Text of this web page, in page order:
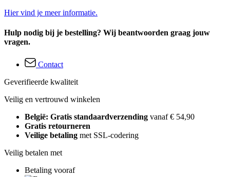
Hier vind je meer informatie.
Hulp nodig bij je bestelling? Wij beantwoorden graag jouw
vragen.
Contact
Geverifieerde kwaliteit
Veilig en vertrouwd winkelen
België: Gratis standaardverzending vanaf € 54,90
Gratis retourneren
Veilige betaling met SSL-codering
Veilig betalen met
Betaling vooraf